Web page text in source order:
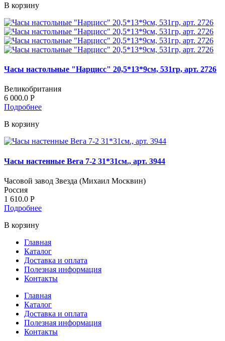
В корзину
Часы настольные "Нарцисс" 20,5*13*9см, 531гр, арт. 2726
Великобритания
6 000.0 Р
Подробнее
В корзину
Часы настенные Вега 7-2 31*31см., арт. 3944
Часовой завод Звезда (Михаил Москвин)
Россия
1 610.0 Р
Подробнее
В корзину
Главная
Каталог
Доставка и оплата
Полезная информация
Контакты
Главная
Каталог
Доставка и оплата
Полезная информация
Контакты